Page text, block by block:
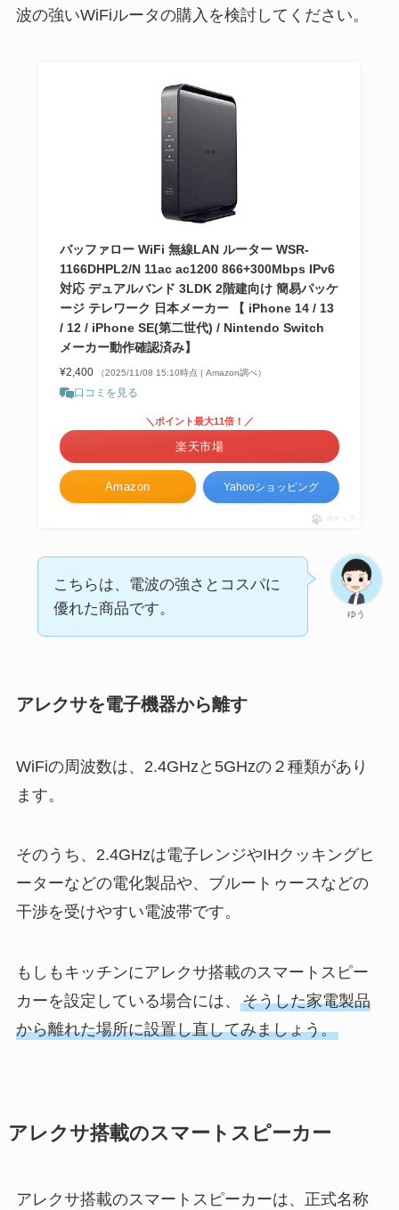
波の強いWiFiルータの購入を検討してください。
バッファロー WiFi 無線LAN ルーター WSR-
1166DHPL2/N 11ac ac1200 866+300Mbps IPv6
対応 デュアルバンド 3LDK 2階建向け 簡易パッケ
ージ テレワーク 日本メーカー 【 iPhone 14 / 13
/ 12 / iPhone SE(第二世代) / Nintendo Switch
メーカー動作確認済み】
¥2,400 （2025/11/08 15:10時点 | Amazon調べ）
口コミを見る
Amazon
＼ポイント最大11倍！／
楽天市場
Yahooショッピング
ポチップ
ゆう
こちらは、電波の強さとコスパに
優れた商品です。
アレクサを電子機器から離す
WiFiの周波数は、2.4GHzと5GHzの２種類があり
ます。
そのうち、2.4GHzは電子レンジやIHクッキングヒ
ーターなどの電化製品や、ブルートゥースなどの
干渉を受けやすい電波帯です。
もしもキッチンにアレクサ搭載のスマートスピー
カーを設定している場合には、 そうした家電製品
から離れた場所に設置し直してみましょう。
アレクサ搭載のスマートスピーカー
アレクサ搭載のスマートスピーカーは、正式名称